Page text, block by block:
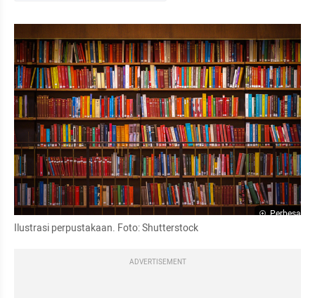
Perbesar
Ilustrasi perpustakaan. Foto: Shutterstock
ADVERTISEMENT